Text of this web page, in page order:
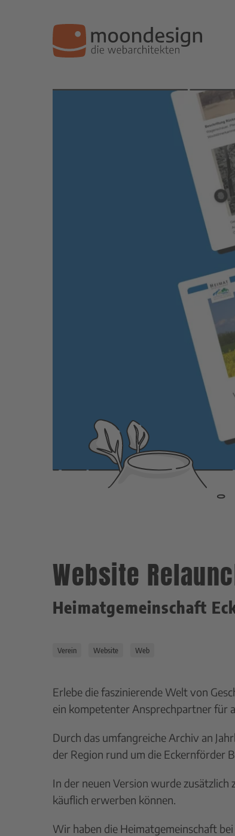
Website
Heimatgemeinschaft
Verein Website Web
Erlebe die faszinierende Welt von
ein kompetenter Ansprechpartner für
Durch das umfangreiche Archiv an
der Region rund um die Eckernförder
In der neuen Version wurde
käuflich erwerben können.
Wir haben die Heimatgemeinschaft